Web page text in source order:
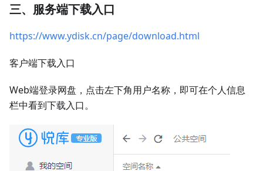
三、服务端下载入口
https://www.ydisk.cn/page/download.html
客户端下载入口
Web端登录网盘，点击左下角用户名称，即可在个人信息
栏中看到下载入口。